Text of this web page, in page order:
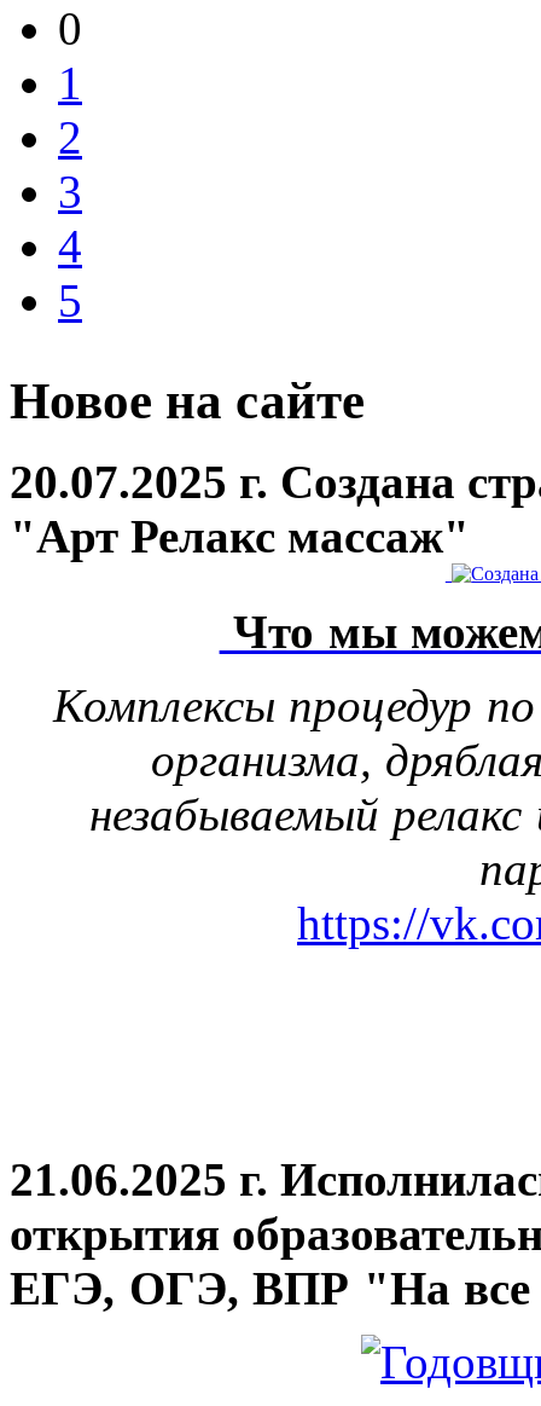
0
1
2
3
4
5
Новое на сайте
20.07.2025 г. Создана
"Арт Релакс массаж"
Что мы
Комплексы процедур
организма,
незабываемый
https://
21.06.2025 г.
открытия
ЕГЭ, ОГЭ, ВПР "На все